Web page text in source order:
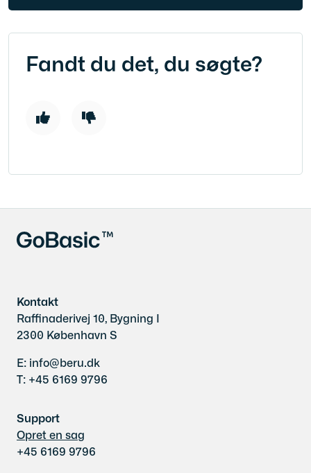
Fandt du det, du søgte?
Kontakt
Raffinaderivej 10, Bygning I
2300 København S
E: info@beru.dk
T: +45 6169 9796
Support
Opret en sag
+45 6169 9796